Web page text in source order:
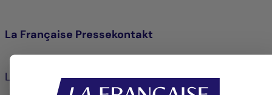
La Française Pressekontakt
La Française Systematic Asset Management GmbH